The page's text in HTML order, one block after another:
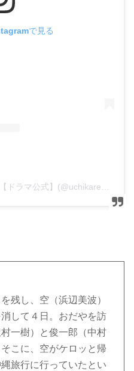
で見る
ウチの娘は、彼氏が出来ない‼︎【ドラマ公式】(@uchikare_ntv)がシェアした投稿
残し、空（浜辺美波）
して４日。おだやを訪
一樹）と俊一郎（中村
こに、空がケロッと帰
旅行に行っていたとい